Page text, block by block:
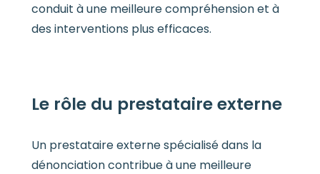
conduit à une meilleure compréhension et à
des interventions plus efficaces.
Le rôle du prestataire externe
Un prestataire externe spécialisé dans la
dénonciation contribue à une meilleure